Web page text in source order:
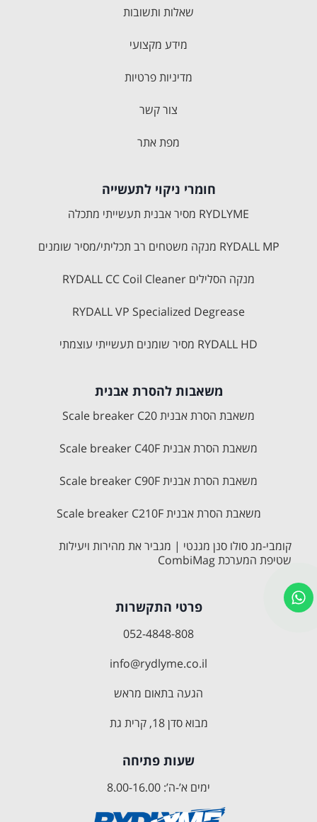
שאלות ותשובות
מידע מקצועי
מדיניות פרטיות
צור קשר
מפת אתר
חומרי ניקוי לתעשייה
RYDLYME מסיר אבנית תעשייתי מתכלה
RYDALL MP מנקה משטחים רב תכליתי/מסיר שומנים
מנקה הסלילים RYDALL CC Coil Cleaner
RYDALL VP Specialized Degrease
RYDALL HD מסיר שומנים תעשייתי עוצמתי
משאבות להסרת אבנית
משאבת הסרת אבנית Scale breaker C20
משאבת הסרת אבנית Scale breaker C40F
משאבת הסרת אבנית Scale breaker C90F
משאבת הסרת אבנית Scale breaker C210F
קומבי-מג סולו סנן מגנטי | מגביר את מהירות ויעילות
שטיפת המערכת CombiMag
פרטי התקשרות
052-4848-808
info@rydlyme.co.il
הגעה בתאום מראש
מבוא סדן 18, קרית גת
שעות פתיחה
ימים א’-ה’: 8.00-16.00